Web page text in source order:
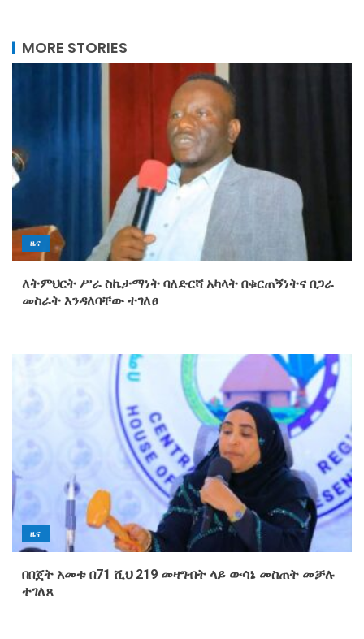
MORE STORIES
ዜና
ለትምህርት ሥራ ስኬታማነት ባለድርሻ አካላት በቁርጠኝነትና በጋራ
መስራት እንዳለባቸው ተገለፀ
ዜና
በበጀት አመቱ በ71 ሺህ 219 መዛግብት ላይ ውሳኔ መስጠት መቻሉ
ተገለጸ